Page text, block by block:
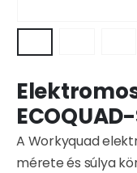
A Workyquad
mérete és súlya